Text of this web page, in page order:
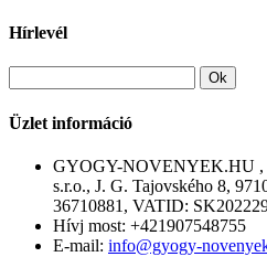
Hírlevél
Ok
Üzlet információ
GYOGY-NOVENYEK.HU ,
s.r.o., J. G. Tajovského 8,
36710881, VATID:
Hívj most: +421907548755
E-mail: info@gyogy-